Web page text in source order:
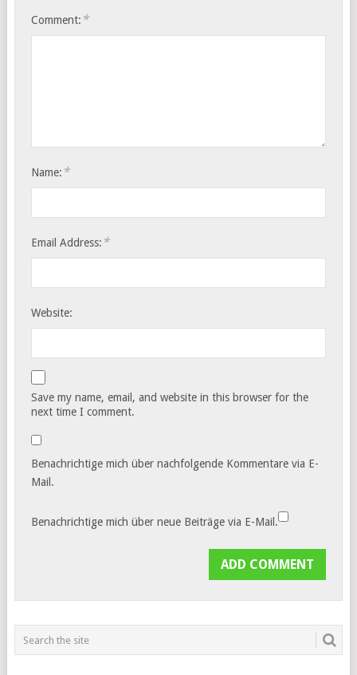
Comment: *
Name: *
Email Address: *
Website:
Save my name, email, and website in this browser for the
next time I comment.
Benachrichtige mich über nachfolgende Kommentare via E-
Mail.
Benachrichtige mich über neue Beiträge via E-Mail.